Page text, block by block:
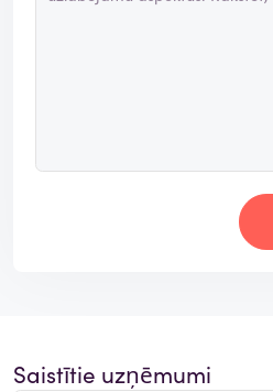
Saistītie uzņēmumi